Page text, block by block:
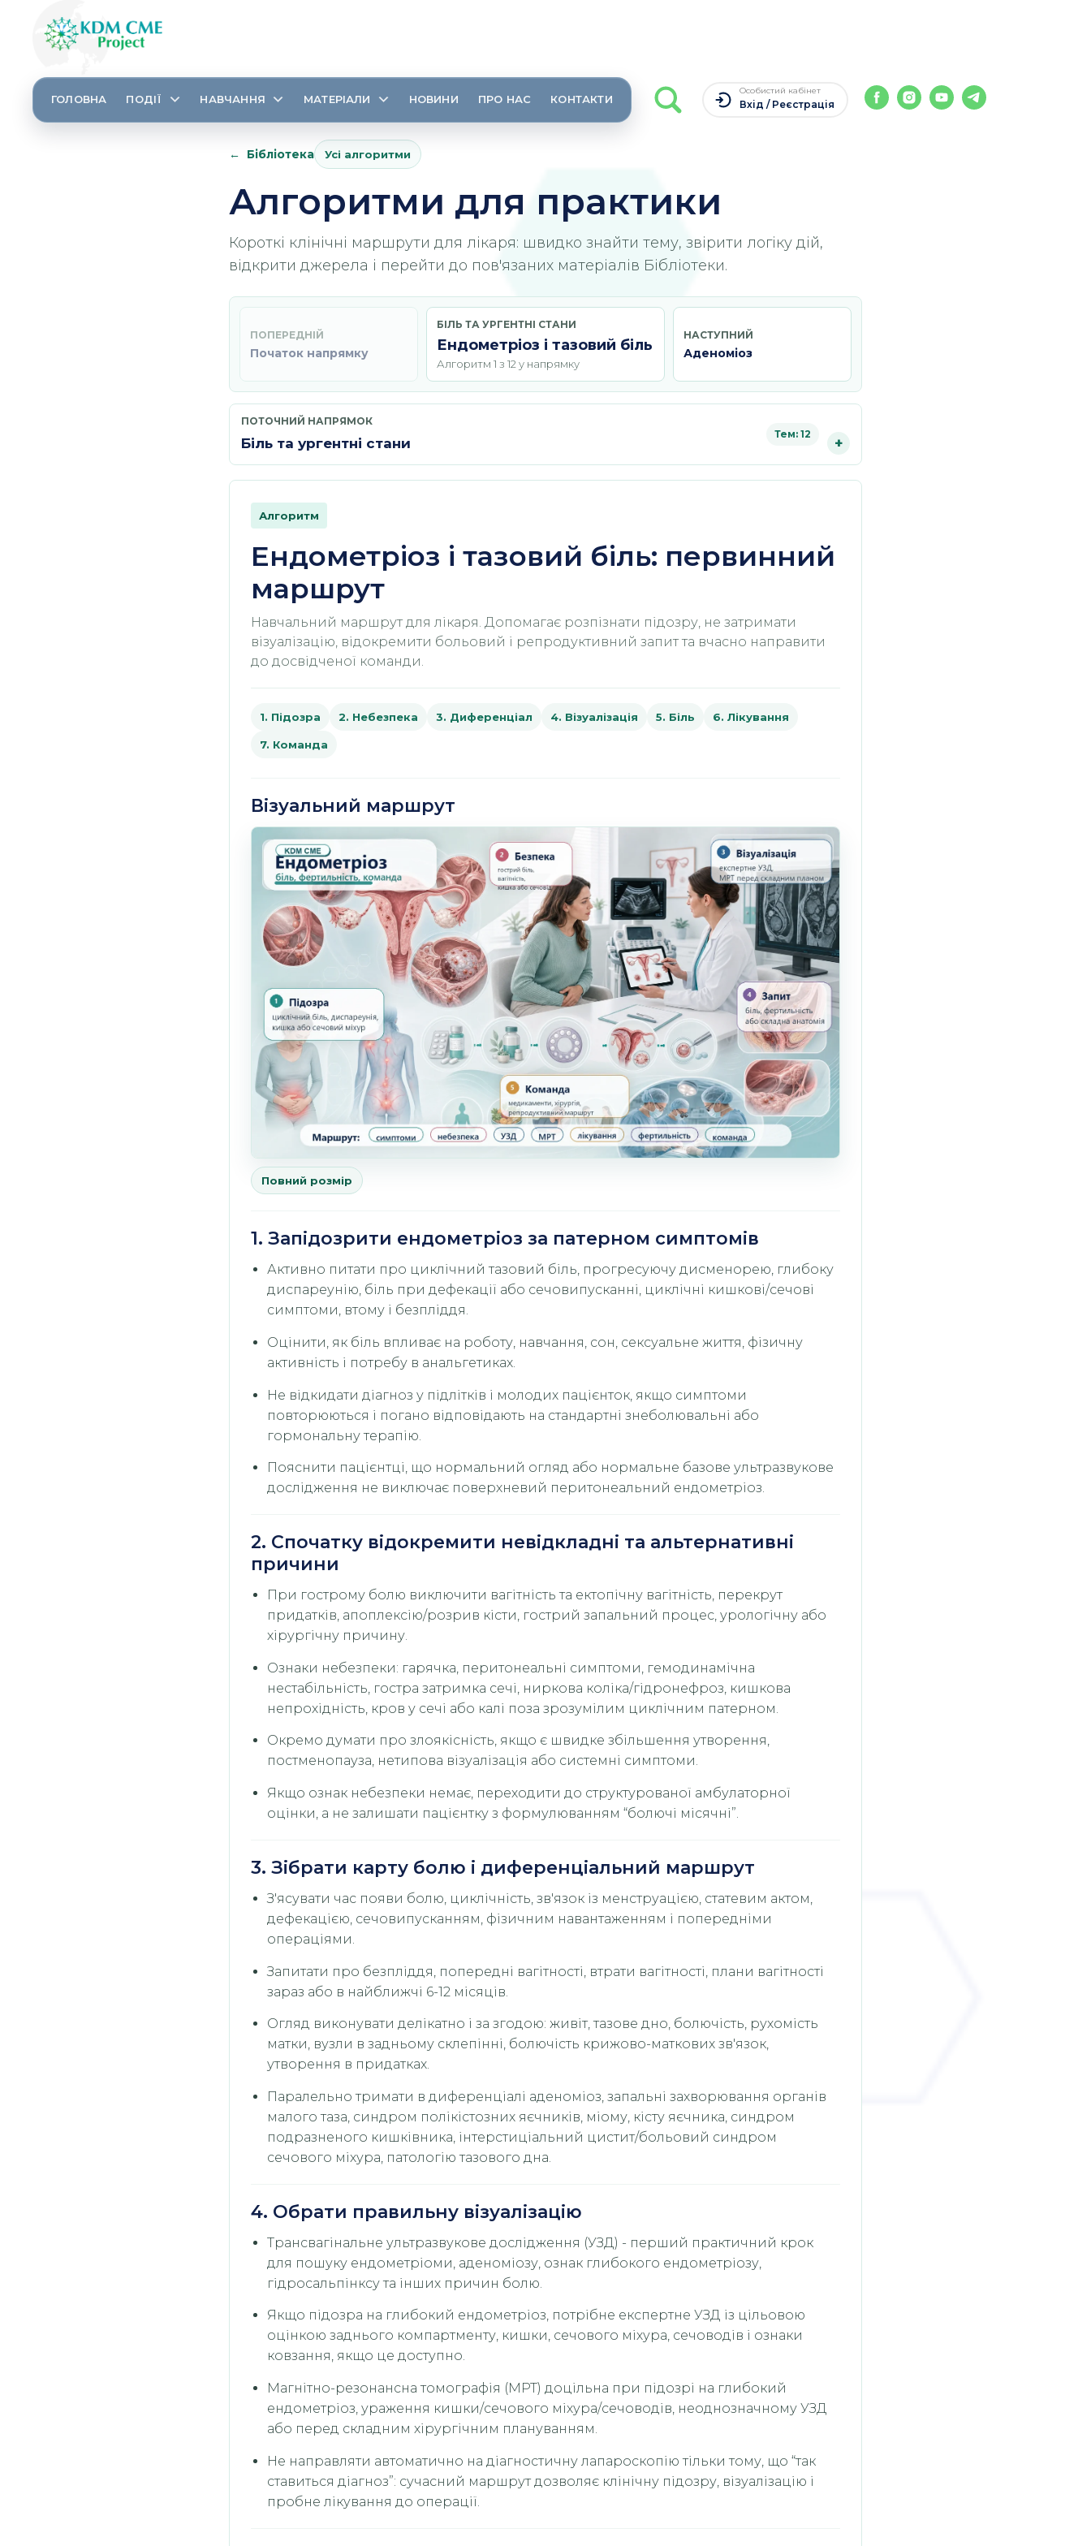
ГОЛОВНА ПОДІЇ НАВЧАННЯ МАТЕРІАЛИ НОВИНИ ПРО НАС КОНТАКТИ
Особистий кабінет
Вхід / Реєстрація
Бібліотека Усі алгоритми
Алгоритми для практики
Короткі клінічні маршрути для лікаря: швидко знайти тему, звірити логіку дій,
відкрити джерела і перейти до пов'язаних матеріалів Бібліотеки.
ПОПЕРЕДНІЙ
Початок напрямку
БІЛЬ ТА УРГЕНТНІ СТАНИ
Ендометріоз і тазовий біль
Алгоритм 1 з 12 у напрямку
НАСТУПНИЙ
Аденоміоз
ПОТОЧНИЙ НАПРЯМОК
Біль та ургентні стани
Тем: 12
Алгоритм
Ендометріоз і тазовий біль: первинний
маршрут
Навчальний маршрут для лікаря. Допомагає розпізнати підозру, не затримати
візуалізацію, відокремити больовий і репродуктивний запит та вчасно направити
до досвідченої команди.
1. Підозра 2. Небезпека 3. Диференціал 4. Візуалізація 5. Біль 6. Лікування
7. Команда
Візуальний маршрут
Повний розмір
1. Запідозрити ендометріоз за патерном симптомів
Активно питати про циклічний тазовий біль, прогресуючу дисменорею, глибоку
диспареунію, біль при дефекації або сечовипусканні, циклічні кишкові/сечові
симптоми, втому і безпліддя.
Оцінити, як біль впливає на роботу, навчання, сон, сексуальне життя, фізичну
активність і потребу в анальгетиках.
Не відкидати діагноз у підлітків і молодих пацієнток, якщо симптоми
повторюються і погано відповідають на стандартні знеболювальні або
гормональну терапію.
Пояснити пацієнтці, що нормальний огляд або нормальне базове ультразвукове
дослідження не виключає поверхневий перитонеальний ендометріоз.
2. Спочатку відокремити невідкладні та альтернативні
причини
При гострому болю виключити вагітність та ектопічну вагітність, перекрут
придатків, апоплексію/розрив кісти, гострий запальний процес, урологічну або
хірургічну причину.
Ознаки небезпеки: гарячка, перитонеальні симптоми, гемодинамічна
нестабільність, гостра затримка сечі, ниркова коліка/гідронефроз, кишкова
непрохідність, кров у сечі або калі поза зрозумілим циклічним патерном.
Окремо думати про злоякісність, якщо є швидке збільшення утворення,
постменопауза, нетипова візуалізація або системні симптоми.
Якщо ознак небезпеки немає, переходити до структурованої амбулаторної
оцінки, а не залишати пацієнтку з формулюванням “болючі місячні”.
3. Зібрати карту болю і диференціальний маршрут
З'ясувати час появи болю, циклічність, зв'язок із менструацією, статевим актом,
дефекацією, сечовипусканням, фізичним навантаженням і попередніми
операціями.
Запитати про безпліддя, попередні вагітності, втрати вагітності, плани вагітності
зараз або в найближчі 6-12 місяців.
Огляд виконувати делікатно і за згодою: живіт, тазове дно, болючість, рухомість
матки, вузли в задньому склепінні, болючість крижово-маткових зв'язок,
утворення в придатках.
Паралельно тримати в диференціалі аденоміоз, запальні захворювання органів
малого таза, синдром полікістозних яєчників, міому, кісту яєчника, синдром
подразненого кишківника, інтерстиціальний цистит/больовий синдром
сечового міхура, патологію тазового дна.
4. Обрати правильну візуалізацію
Трансвагінальне ультразвукове дослідження (УЗД) - перший практичний крок
для пошуку ендометріоми, аденоміозу, ознак глибокого ендометріозу,
гідросальпінксу та інших причин болю.
Якщо підозра на глибокий ендометріоз, потрібне експертне УЗД із цільовою
оцінкою заднього компартменту, кишки, сечового міхура, сечоводів і ознаки
ковзання, якщо це доступно.
Магнітно-резонансна томографія (МРТ) доцільна при підозрі на глибокий
ендометріоз, ураження кишки/сечового міхура/сечоводів, неоднозначному УЗД
або перед складним хірургічним плануванням.
Не направляти автоматично на діагностичну лапароскопію тільки тому, що “так
ставиться діагноз”: сучасний маршрут дозволяє клінічну підозру, візуалізацію і
пробне лікування до операції.